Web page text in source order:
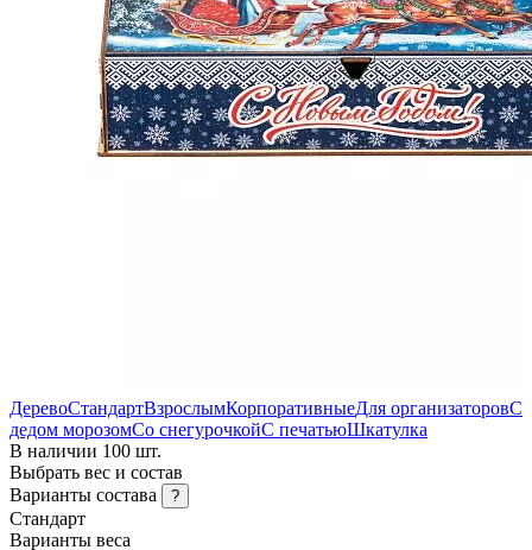
ДеревоСтандартВзрослымКорпоративныеДля организаторовС
дедом морозомСо снегурочкойС печатьюШкатулка
В наличии 100 шт.
Выбрать вес и состав
Варианты состава
?
Стандарт
Варианты веса